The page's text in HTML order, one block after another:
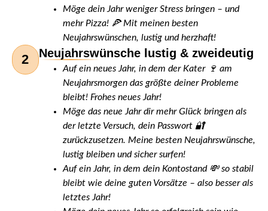
Möge dein Jahr weniger Stress bringen – und
mehr Pizza! 🍕 Mit meinen besten
Neujahrswünschen, lustig und herzhaft!
2 Neujahrswünsche lustig & zweideutig
Auf ein neues Jahr, in dem der Kater 🍷 am
Neujahrsmorgen das größte deiner Probleme
bleibt! Frohes neues Jahr!
Möge das neue Jahr dir mehr Glück bringen als
der letzte Versuch, dein Passwort 🔐
zurückzusetzen. Meine besten Neujahrswünsche,
lustig bleiben und sicher surfen!
Auf ein Jahr, in dem dein Kontostand 💸 so stabil
bleibt wie deine guten Vorsätze – also besser als
letztes Jahr!